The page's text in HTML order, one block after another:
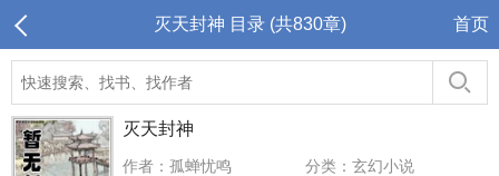
灭天封神 目录 (共830章) 首页
灭天封神
作者：孤蝉忧鸣
分类：玄幻小说